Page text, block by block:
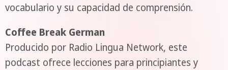
vocabulario y su capacidad de comprensión.
Coffee Break German
Producido por Radio Lingua Network, este
podcast ofrece lecciones para principiantes y